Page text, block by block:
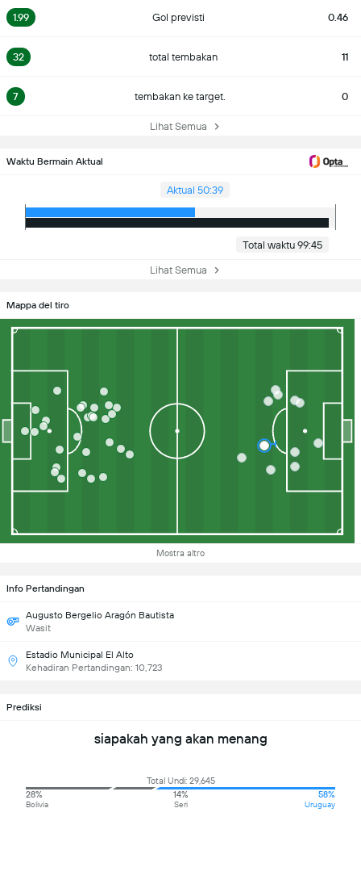
1.99 Gol previsti 0.46
32 total tembakan 11
7 tembakan ke target. 0
Lihat Semua
Waktu Bermain Aktual
Aktual 50:39
Total waktu 99:45
Lihat Semua
Mappa del tiro
Mostra altro
Info Pertandingan
Augusto Bergelio Aragón Bautista
Wasit
Estadio Municipal El Alto
Kehadiran Pertandingan: 10,723
Prediksi
siapakah yang akan menang
Total Undi: 29,645
28%
Bolivia
14%
Seri
58%
Uruguay